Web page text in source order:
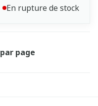
En rupture de stock
par page